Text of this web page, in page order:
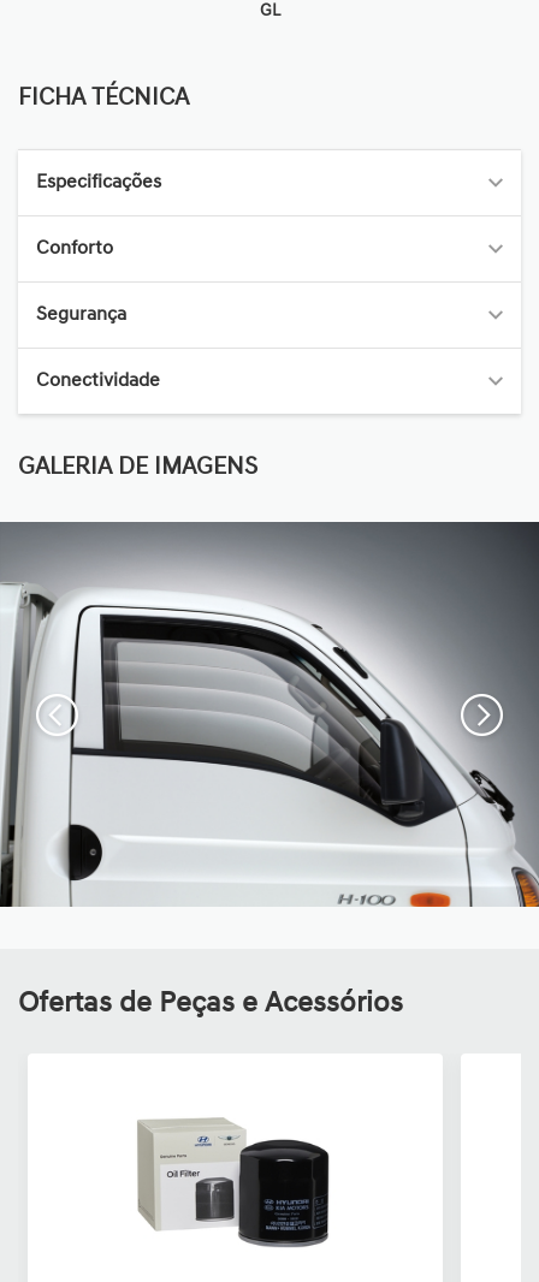
GL
FICHA TÉCNICA
Especificações
Conforto
Segurança
Conectividade
GALERIA DE IMAGENS
Ofertas de Peças e Acessórios